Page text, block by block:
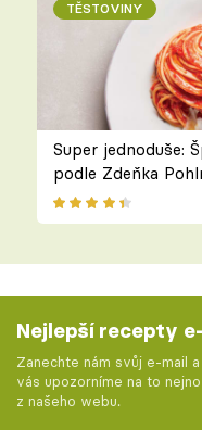
TĚSTOVINY
Super jednoduše:
podle Zdeňka
Nejlepší recepty
Zanechte nám svůj e-mail
vás upozorníme na to
z našeho webu.